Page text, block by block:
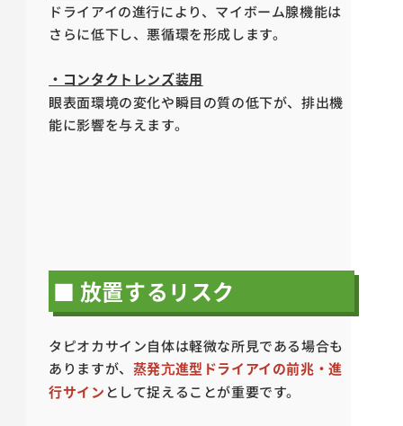
ドライアイの進行により、マイボーム腺機能は
さらに低下し、悪循環を形成します。
・コンタクトレンズ装用
眼表面環境の変化や瞬目の質の低下が、排出機
能に影響を与えます。
■ 放置するリスク
タピオカサイン自体は軽微な所見である場合も
ありますが、 蒸発亢進型ドライアイの前兆・進
行サイン として捉えることが重要です。